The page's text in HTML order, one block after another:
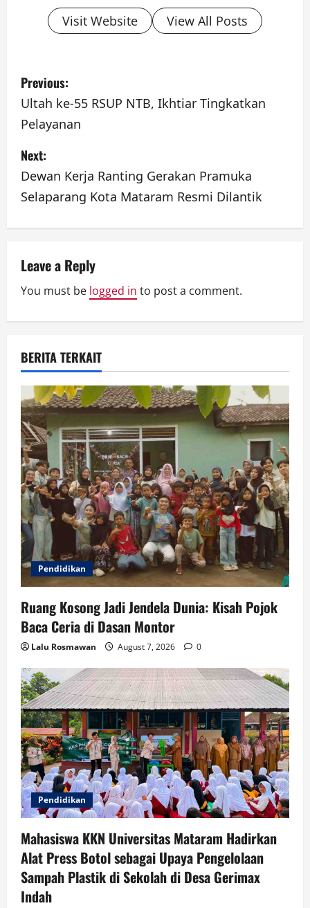
Visit Website View All Posts
P
o
s
t
n
a
i
t
i
o
n
Previous:
Ultah ke-55 RSUP NTB, Ikhtiar Tingkatkan
Pelayanan
Next:
Dewan Kerja Ranting Gerakan Pramuka
Selaparang Kota Mataram Resmi Dilantik
Leave a Reply
You must be logged in to post a comment.
BERITA TERKAIT
Pendidikan
Ruang Kosong Jadi Jendela Dunia: Kisah Pojok
Baca Ceria di Dasan Montor
Lalu Rosmawan August 7, 2026 0
Pendidikan
Mahasiswa KKN Universitas Mataram Hadirkan
Alat Press Botol sebagai Upaya Pengelolaan
Sampah Plastik di Sekolah di Desa Gerimax
Indah